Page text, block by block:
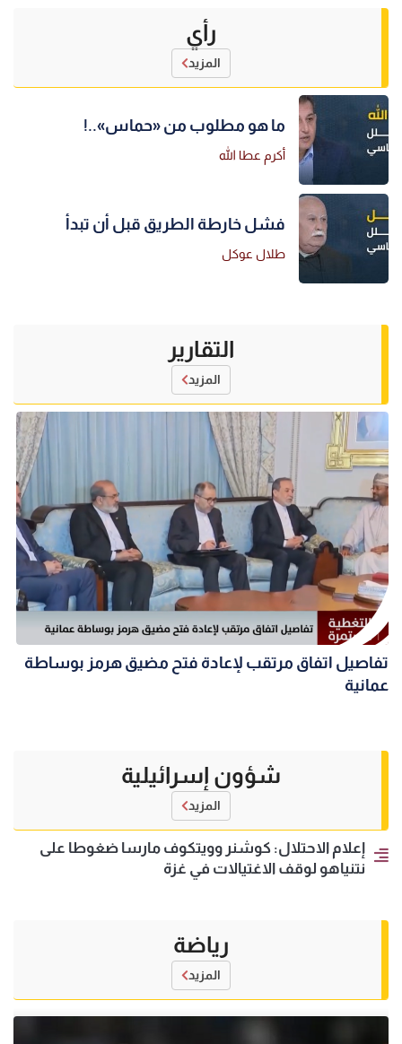
رأي
المزيد
ما هو مطلوب من «حماس»..!
أكرم عطا الله
فشل خارطة الطريق قبل أن تبدأ
طلال عوكل
التقارير
المزيد
تفاصيل اتفاق مرتقب لإعادة فتح مضيق هرمز بوساطة
عمانية
شؤون إسرائيلية
المزيد
إعلام الاحتلال: كوشنر وويتكوف مارسا ضغوطا على
نتنياهو لوقف الاغتيالات في غزة
رياضة
المزيد